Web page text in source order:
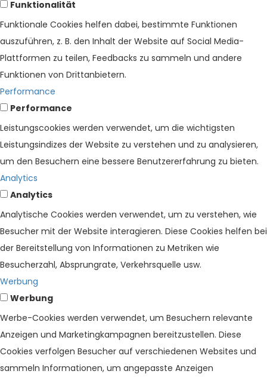
Funktionalität
Funktionale Cookies helfen dabei, bestimmte Funktionen
auszuführen, z. B. den Inhalt der Website auf Social Media-
Plattformen zu teilen, Feedbacks zu sammeln und andere
Funktionen von Drittanbietern.
Performance
Performance
Leistungscookies werden verwendet, um die wichtigsten
Leistungsindizes der Website zu verstehen und zu analysieren,
um den Besuchern eine bessere Benutzererfahrung zu bieten.
Analytics
Analytics
Analytische Cookies werden verwendet, um zu verstehen, wie
Besucher mit der Website interagieren. Diese Cookies helfen bei
der Bereitstellung von Informationen zu Metriken wie
Besucherzahl, Absprungrate, Verkehrsquelle usw.
Werbung
Werbung
Werbe-Cookies werden verwendet, um Besuchern relevante
Anzeigen und Marketingkampagnen bereitzustellen. Diese
Cookies verfolgen Besucher auf verschiedenen Websites und
sammeln Informationen, um angepasste Anzeigen